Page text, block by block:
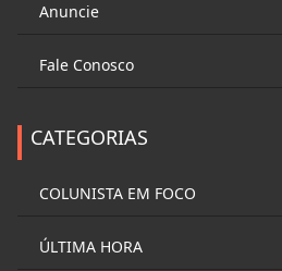
Anuncie
Fale Conosco
CATEGORIAS
COLUNISTA EM FOCO
ÚLTIMA HORA